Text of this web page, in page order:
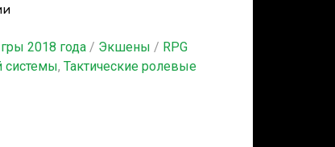
2018 года / Экшены / RPG
системы,Тактические ролевые